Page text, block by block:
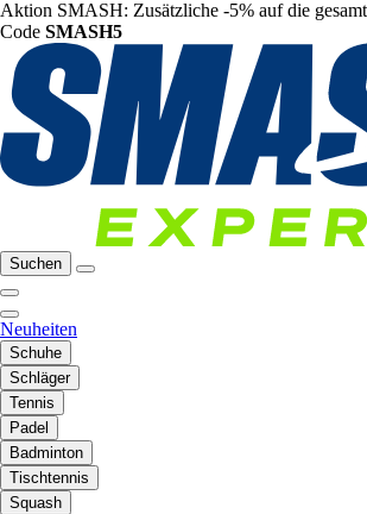
Aktion SMASH: Zusätzliche -5% auf die
Code SMASH5
Suchen
Neuheiten
Schuhe
Schläger
Tennis
Padel
Badminton
Tischtennis
Squash